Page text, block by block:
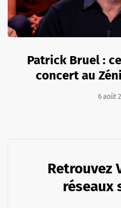
Patrick Bruel :
concert au
6 août
Retrouvez
réseaux